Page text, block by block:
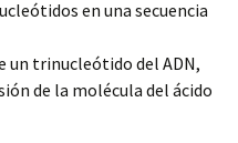
en una secuencia
un trinucleótido del ADN,
de la molécula del ácido